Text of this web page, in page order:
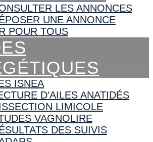
LES ANNONCES
UNE ANNONCE
POUR TOUS
ISNEA
D’AILES ANATIDÉS
LIMICOLE
VAGNOLIRE
DES SUIVIS